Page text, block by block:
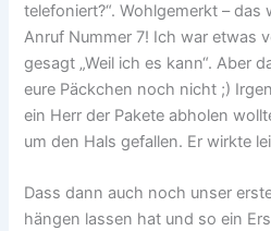
telefoniert?“. Wohlgemerkt – das
Anruf Nummer 7! Ich war etwas
gesagt „Weil ich es kann“. Aber
eure Päckchen noch nicht ;)
ein Herr der Pakete abholen
um den Hals gefallen. Er wirkte
Dass dann auch noch unser
hängen lassen hat und so ein